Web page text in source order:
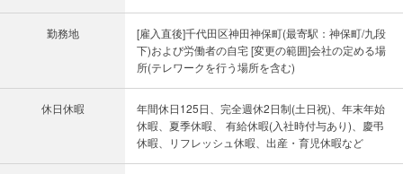
勤務地
[雇入直後]千代田区神田神保町(最寄駅：神保町/九段
下)および労働者の自宅 [変更の範囲]会社の定める場
所(テレワークを行う場所を含む)
休日休暇
年間休日125日、完全週休2日制(土日祝)、年末年始
休暇、夏季休暇、 有給休暇(入社時付与あり)、慶弔
休暇、リフレッシュ休暇、出産・育児休暇など